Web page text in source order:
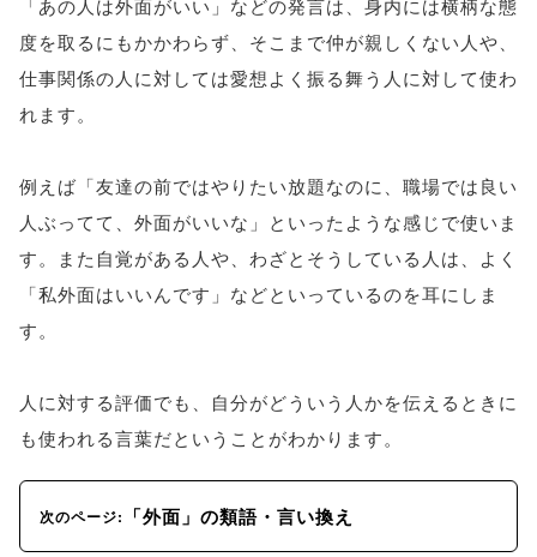
「あの人は外面がいい」などの発言は、身内には横柄な態
度を取るにもかかわらず、そこまで仲が親しくない人や、
仕事関係の人に対しては愛想よく振る舞う人に対して使わ
れます。
例えば「友達の前ではやりたい放題なのに、職場では良い
人ぶってて、外面がいいな」といったような感じで使いま
す。また自覚がある人や、わざとそうしている人は、よく
「私外面はいいんです」などといっているのを耳にしま
す。
人に対する評価でも、自分がどういう人かを伝えるときに
も使われる言葉だということがわかります。
次のページ: 「外面」の類語・言い換え